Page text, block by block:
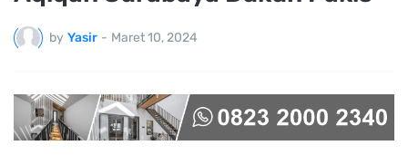
by Yasir - Maret 10, 2024